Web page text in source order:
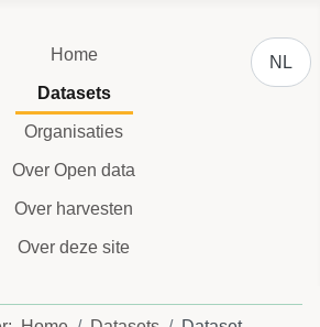
Home
Datasets
Organisaties
Over Open data
Over harvesten
Over deze site
NL